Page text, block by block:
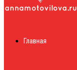
Главная